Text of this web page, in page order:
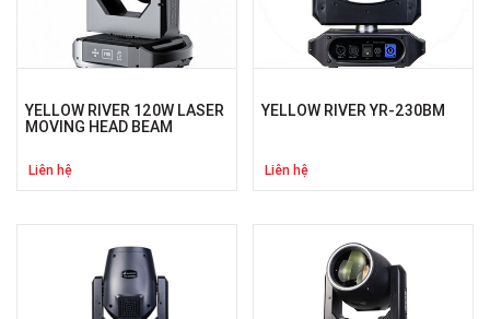
YELLOW RIVER 120W LASER
MOVING HEAD BEAM
Liên hệ
YELLOW RIVER YR-230BM
Liên hệ